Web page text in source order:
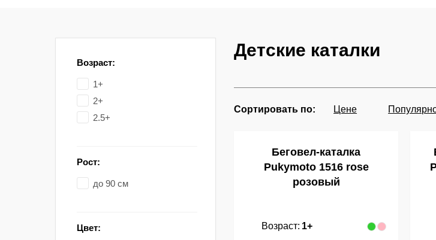
Возраст:
1+
2+
2.5+
Рост:
до 90 см
Цвет:
Детские каталки
Сортировать по: Цене
Беговел-каталка
Pukymoto 1516 rose
розовый
Возраст: 1+